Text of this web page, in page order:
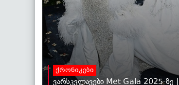
ქრონიკები
ვარსკვლავები Met Gala 2025-ზე